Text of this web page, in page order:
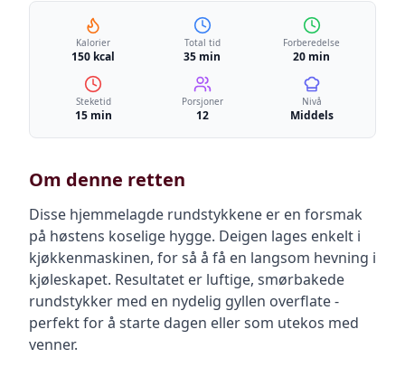
Kalorier
150 kcal
Total tid
35 min
Forberedelse
20 min
Steketid
15 min
Porsjoner
12
Nivå
Middels
Om denne retten
Disse hjemmelagde rundstykkene er en forsmak
på høstens koselige hygge. Deigen lages enkelt i
kjøkkenmaskinen, for så å få en langsom hevning i
kjøleskapet. Resultatet er luftige, smørbakede
rundstykker med en nydelig gyllen overflate -
perfekt for å starte dagen eller som utekos med
venner.